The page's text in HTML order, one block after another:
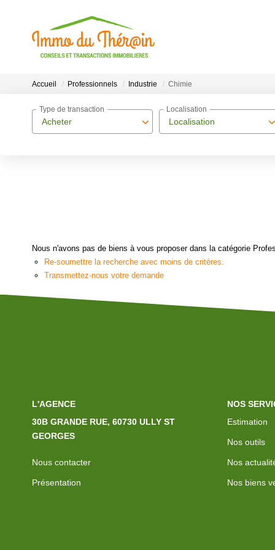
Accueil Professionnels Industrie Chimie
Acheter
Type de transaction
Localisation
Localisation
Nous n'avons pas de biens à vous proposer dans la catégorie
Re-soumettre la recherche avec moins de critères.
Transmettez-nous votre demande
L'AGENCE
30B GRANDE RUE, 60730 ULLY ST
GEORGES
Nous contacter
Présentation
NOS
Estimation
Nos outils
Nos
Nos biens